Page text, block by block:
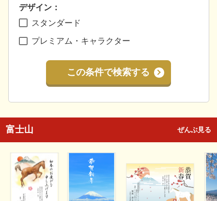
デザイン：
スタンダード
プレミアム・キャラクター
この条件で検索する
富士山 ぜんぶ見る